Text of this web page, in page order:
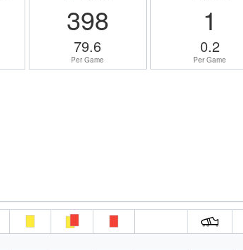
398
79.6
Per Game
1
0.2
Per Game